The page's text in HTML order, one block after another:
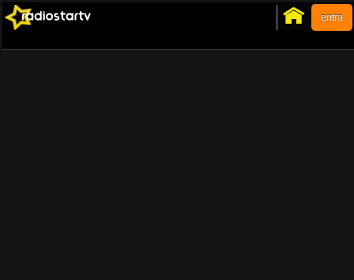
entra